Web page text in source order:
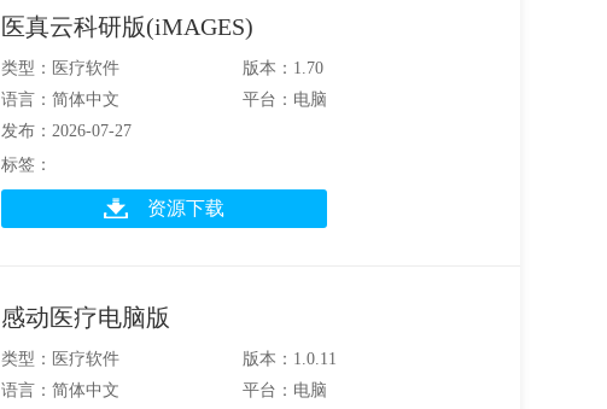
医真云科研版(iMAGES)
类型：医疗软件
版本：1.70
语言：简体中文
平台：电脑
发布：2026-07-27
标签：
资源下载
感动医疗电脑版
类型：医疗软件
版本：1.0.11
语言：简体中文
平台：电脑